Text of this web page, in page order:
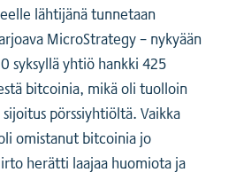
lähtijänä tunnetaan
MicroStrategy – nykyään
syksyllä yhtiö hankki 425
bitcoinia, mikä oli tuolloin
pörssiyhtiöltä. Vaikka
omistanut bitcoinia jo
herätti laajaa huomiota ja